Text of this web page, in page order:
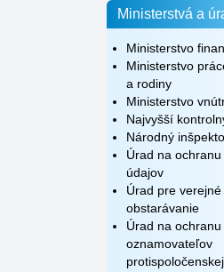
Ministerstvá a
Ministerstvo
Ministerstvo
a rodiny
Ministerstvo
Najvyšší
Národný
Úrad na
údajov
Úrad pre verejné
obstarávanie
Úrad na ochranu
oznamovateľov